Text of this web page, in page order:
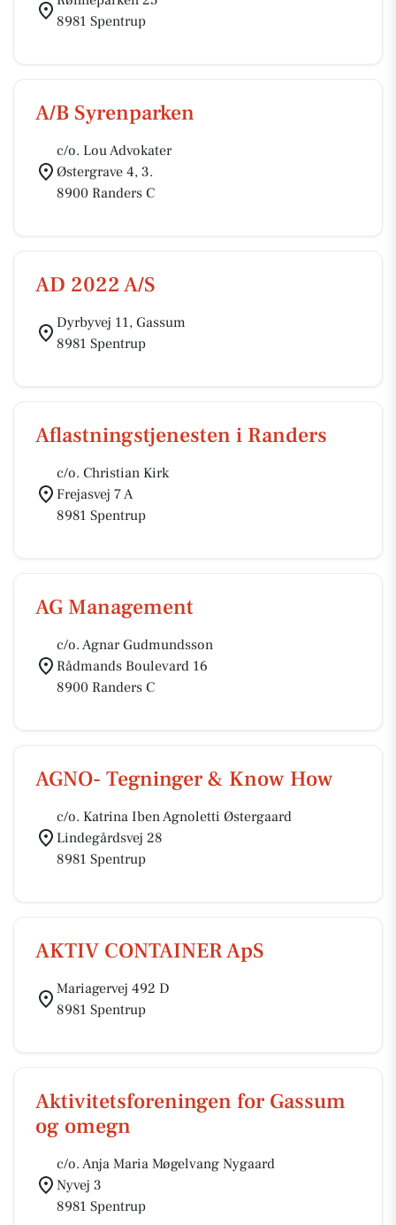
8981 Spentrup
A/B Syrenparken
c/o. Lou Advokater
Østergrave 4, 3.
8900 Randers C
AD 2022 A/S
Dyrbyvej 11, Gassum
8981 Spentrup
Aflastningstjenesten i Randers
c/o. Christian Kirk
Frejasvej 7 A
8981 Spentrup
AG Management
c/o. Agnar Gudmundsson
Rådmands Boulevard 16
8900 Randers C
AGNO- Tegninger & Know How
c/o. Katrina Iben Agnoletti Østergaard
Lindegårdsvej 28
8981 Spentrup
AKTIV CONTAINER ApS
Mariagervej 492 D
8981 Spentrup
Aktivitetsforeningen for Gassum
og omegn
c/o. Anja Maria Møgelvang Nygaard
Nyvej 3
8981 Spentrup